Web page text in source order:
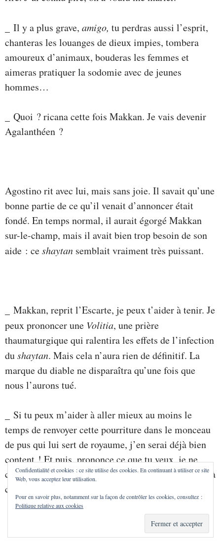
_ Il y a plus grave, amigo, tu perdras aussi l’esprit,
chanteras les louanges de dieux impies, tombera
amoureux d’animaux, bouderas les femmes et
aimeras pratiquer la sodomie avec de jeunes
hommes…
_ Quoi ? ricana cette fois Makkan. Je vais devenir
Agalanthéen ?
Agostino rit avec lui, mais sans joie. Il savait qu’une
bonne partie de ce qu’il venait d’annoncer était
fondé. En temps normal, il aurait égorgé Makkan
sur-le-champ, mais il avait bien trop besoin de son
aide : ceshaytan semblait vraiment très puissant.
_ Makkan, reprit l’Escarte, je peux t’aider à tenir. Je
peux prononcer une Volitia, une prière
thaumaturgique qui ralentira les effets de l’infection
dushaytan. Mais cela n’aura rien de définitif. La
marque du diable ne disparaîtra qu’une fois que
nous l’aurons tué.
_ Si tu peux m’aider à aller mieux au moins le
temps de renvoyer cette pourriture dans le monceau
de pus qui lui sert de royaume, j’en serai déjà bien
content ! Et puis, prononce ce que tu veux, je ne
comprends pas un traître mot de ce que tu racontes à
ce sujet.
Confidentialité et cookies : ce site utilise des cookies. En continuant à utiliser ce site
Web, vous acceptez leur utilisation.
Pour en savoir plus, notamment sur la façon de contrôler les cookies, consultez :
Politique relative aux cookies